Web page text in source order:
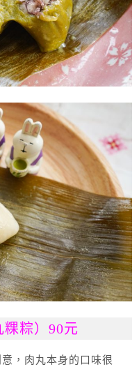
粽）90元
，肉丸本身的口味很